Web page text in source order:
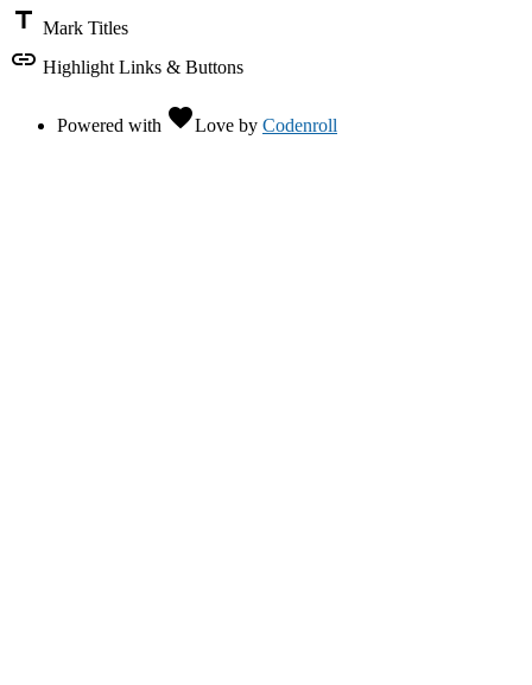
title Mark Titles
link Highlight Links & Buttons
Powered with favoriteLove by Codenroll